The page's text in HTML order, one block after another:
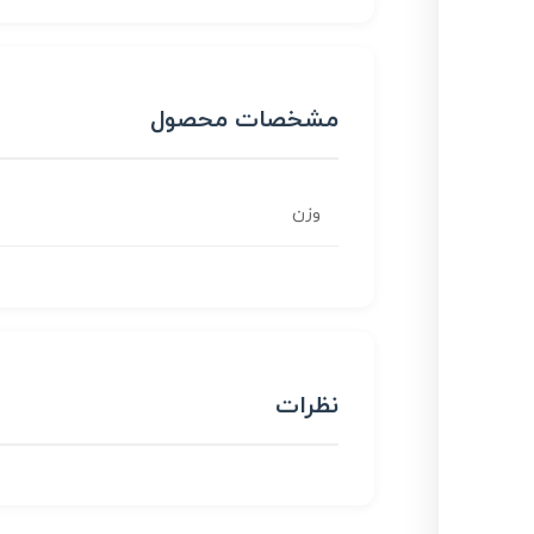
مشخصات محصول
وزن
نظرات